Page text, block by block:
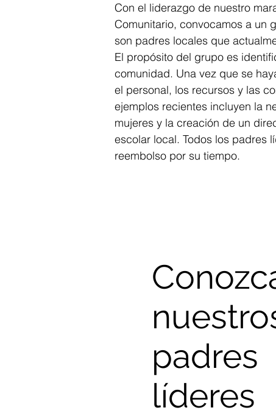
Con el liderazgo de nuestro
Comunitario, convocamos a un
son padres locales que
El propósito del grupo es
comunidad. Una vez que se
el personal, los recursos y las
ejemplos recientes incluyen la
mujeres y la creación de un
escolar local. Todos los padres
reembolso por su tiempo.
padres
líderes